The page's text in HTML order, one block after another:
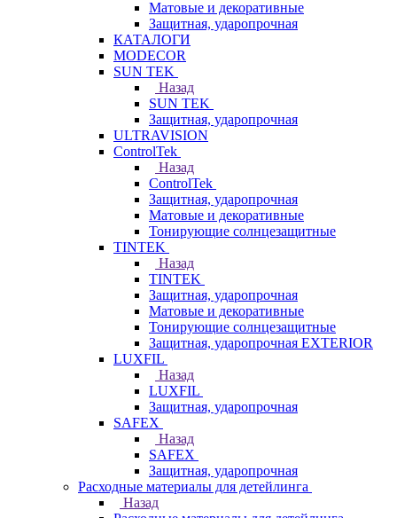
Матовые и декоративные
Защитная, ударопрочная
КАТАЛОГИ
MODECOR
SUN TEK
Назад
SUN TEK
Защитная, ударопрочная
ULTRAVISION
ControlTek
Назад
ControlTek
Защитная, ударопрочная
Матовые и декоративные
Тонирующие солнцезащитные
TINTEK
Назад
TINTEK
Защитная, ударопрочная
Матовые и декоративные
Тонирующие солнцезащитные
Защитная, ударопрочная EXTERIOR
LUXFIL
Назад
LUXFIL
Защитная, ударопрочная
SAFEX
Назад
SAFEX
Защитная, ударопрочная
Расходные материалы для детейлинга
Назад